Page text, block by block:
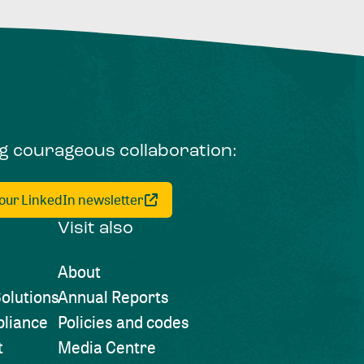
courageous collaboration:
LinkedIn newsletter
Visit also
About
Annual Reports
Policies and codes
Media Centre